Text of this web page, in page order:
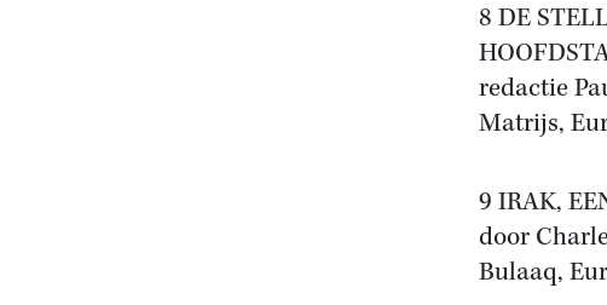
8 DE
redactie
Matrijs,
9 IRAK,
door
Bulaaq,